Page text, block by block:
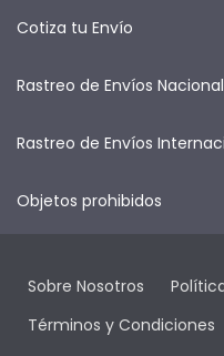
Cotiza tu Envío
Rastreo de Envíos Nacional
Rastreo de Envíos
Objetos prohibidos
Sobre Nosotros
Términos y Condiciones